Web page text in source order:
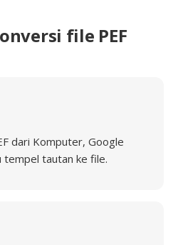
file PEF
dari Komputer, Google
tautan ke file.